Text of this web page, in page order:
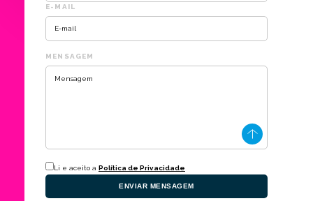
E-MAIL
MENSAGEM
Li e aceito a Política de Privacidade
ENVIAR MENSAGEM